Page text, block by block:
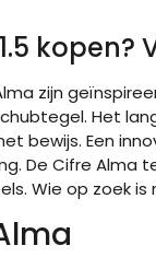
zijn
Het
bewijs. Een
De Cifre
Wie op zoek